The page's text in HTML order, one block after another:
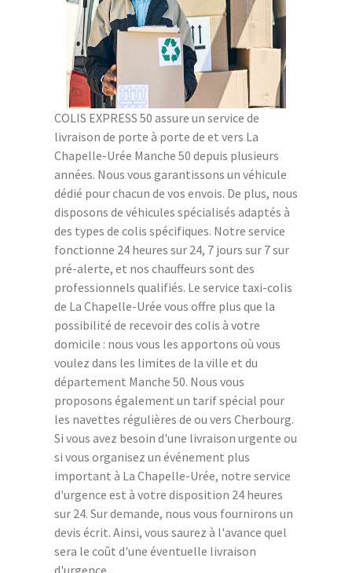
COLIS EXPRESS 50 assure un service de
livraison de porte à porte de et vers La
Chapelle-Urée Manche 50 depuis plusieurs
années. Nous vous garantissons un véhicule
dédié pour chacun de vos envois. De plus, nous
disposons de véhicules spécialisés adaptés à
des types de colis spécifiques. Notre service
fonctionne 24 heures sur 24, 7 jours sur 7 sur
pré-alerte, et nos chauffeurs sont des
professionnels qualifiés. Le service taxi-colis
de La Chapelle-Urée vous offre plus que la
possibilité de recevoir des colis à votre
domicile : nous vous les apportons où vous
voulez dans les limites de la ville et du
département Manche 50. Nous vous
proposons également un tarif spécial pour
les navettes régulières de ou vers Cherbourg.
Si vous avez besoin d'une livraison urgente ou
si vous organisez un événement plus
important à La Chapelle-Urée, notre service
d'urgence est à votre disposition 24 heures
sur 24. Sur demande, nous vous fournirons un
devis écrit. Ainsi, vous saurez à l'avance quel
sera le coût d'une éventuelle livraison
d'urgence.